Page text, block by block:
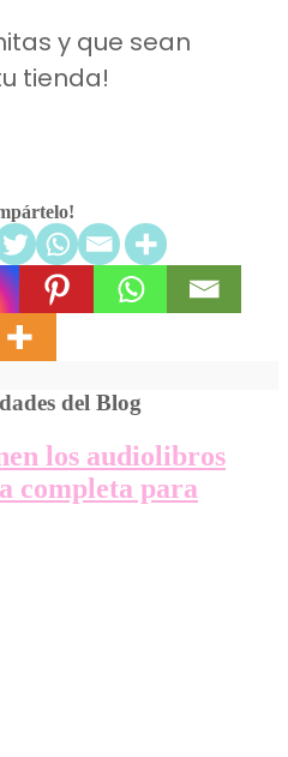
y que sean
tienda!
del Blog
los audiolibros
completa para